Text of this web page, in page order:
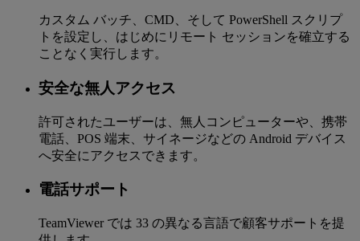
カスタム バッチ、CMD、そして PowerShell スクリプ
トを設定し、はじめにリモート セッションを確立する
ことなく実行します。
安全な無人アクセス
許可されたユーザーは、無人コンピューターや、携帯
電話、POS 端末、サイネージなどの Android デバイス
へ安全にアクセスできます。
電話サポート
TeamViewer では 33 の異なる言語で顧客サポートを提